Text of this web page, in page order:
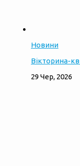
Новини
Вікторина-
29 Чер, 2026